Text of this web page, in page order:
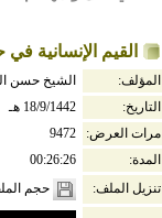
القيم الإنسانية
المؤلف:
الشيخ حسن
التاريخ:
18/9/1442 هـ
مرات العرض:
9472
المدة:
00:26:26
تنزيل الملف:
حجم الملف: